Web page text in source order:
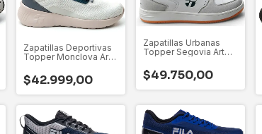
Zapatillas Deportivas
Topper Monclova Art
$42.999,00
Zapatillas Urbanas
Topper Segovia Art
$49.750,00